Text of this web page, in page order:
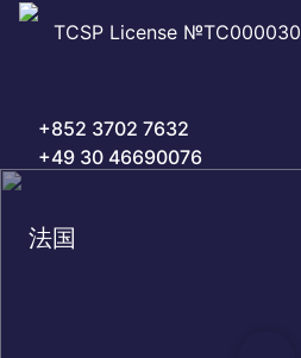
TCSP License №TC000030
+852 3702 7632
+49 30 46690076
法国